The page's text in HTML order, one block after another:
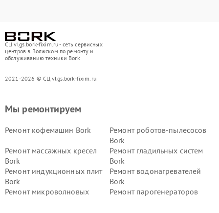
СЦ vlgs.bork-fixim.ru - сеть сервисных
центров в Волжском по ремонту и
обслуживанию техники Bork
2021-2026 © СЦ vlgs.bork-fixim.ru
Мы ремонтируем
Ремонт кофемашин Bork
Ремонт роботов-пылесосов
Bork
Ремонт массажных кресел
Bork
Ремонт гладильных систем
Bork
Ремонт индукционных плит
Bork
Ремонт водонагревателей
Bork
Ремонт микроволновых
Ремонт парогенераторов